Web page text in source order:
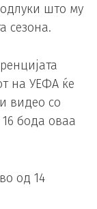
што му
сезона.
на УЕФА ќе
видео со
бода оваа
од 14